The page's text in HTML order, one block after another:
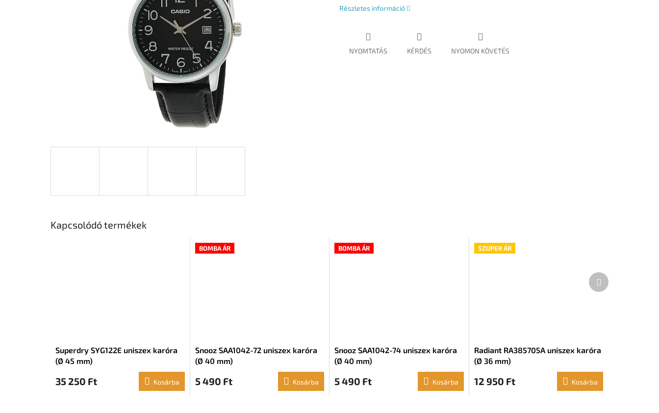
Részletes információ
NYOMTATÁS KÉRDÉS NYOMON KÖVETÉS
Kapcsolódó termékek
Superdry SYG122E uniszex karóra
(Ø 45 mm)
35 250 Ft Kosárba
BOMBA ÁR
Snooz SAA1042-72 uniszex karóra
(Ø 40 mm)
5 490 Ft Kosárba
BOMBA ÁR
Snooz SAA1042-74 uniszex karóra
(Ø 40 mm)
5 490 Ft Kosárba
SZUPER ÁR
Radiant RA385705A uniszex karóra
(Ø 36 mm)
12 950 Ft Kosárba
Következő
termék